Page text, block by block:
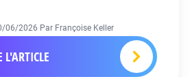
06/2026 Par Françoise Keller
L'ARTICLE